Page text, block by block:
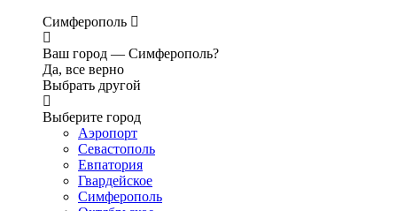
Симферополь
Ваш город — Симферополь?
Да, все верно
Выбрать другой
Выберите город
Аэропорт
Севастополь
Евпатория
Гвардейское
Симферополь